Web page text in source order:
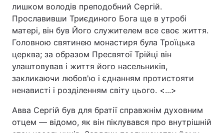
лишком володів преподобний Сергій.
Прославивши Триєдиного Бога ще в утробі
матері, він був Його служителем все своє життя.
Головною святинею монастиря була Троїцька
церква; за образом Пресвятої Трійці він
улаштовував і життя його насельників,
закликаючи любов'ю і єднанням протистояти
ненависті і розділенням світу цього. <...>
Авва Сергій був для братії справжнім духовним
отцем — відомо, як він піклувався про внутрішній